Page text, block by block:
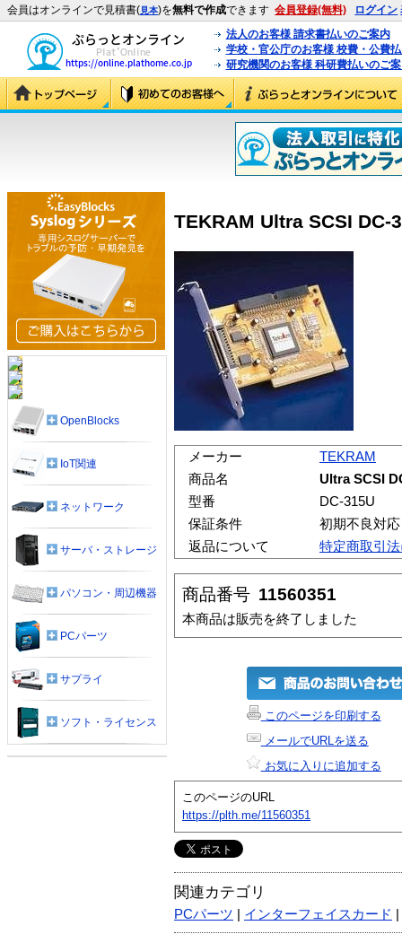
会員はオンラインで見積書(見本)を無料で作成できます 会員登録(無料) ログイン
法人のお客様 請求書払いのご案内
学校・官公庁のお客様 校費・公費
研究機関のお客様 科研費払いのご
TEKRAM Ultra SCSI DC-
メーカー
TEKRAM
商品名
Ultra SCSI
型番
DC-315U
保証条件
初期不良対
返品について
特定商取引
商品番号 11560351
本商品は販売を終了しました
このページを印刷する
メールでURLを送る
お気に入りに追加する
このページのURL
https://plth.me/11560351
関連カテゴリ
PCパーツ インターフェイスカード
OpenBlocks
IoT関連
ネットワーク
サーバ・ストレージ
パソコン・周辺機器
PCパーツ
サプライ
ソフト・ライセンス